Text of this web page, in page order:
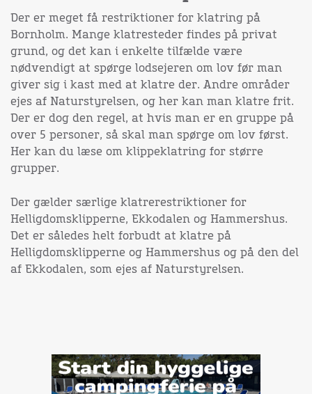
Der er meget få restriktioner for klatring på
Bornholm. Mange klatresteder findes på privat
grund, og det kan i enkelte tilfælde være
nødvendigt at spørge lodsejeren om lov før man
giver sig i kast med at klatre der. Andre områder
ejes af Naturstyrelsen, og her kan man klatre frit.
Der er dog den regel, at hvis man er en gruppe på
over 5 personer, så skal man spørge om lov først.
Her kan du læse om klippeklatring for større
grupper.
Der gælder særlige klatrerestriktioner for
Helligdomsklipperne, Ekkodalen og Hammershus.
Det er således helt forbudt at klatre på
Helligdomsklipperne og Hammershus og på den del
af Ekkodalen, som ejes af Naturstyrelsen.